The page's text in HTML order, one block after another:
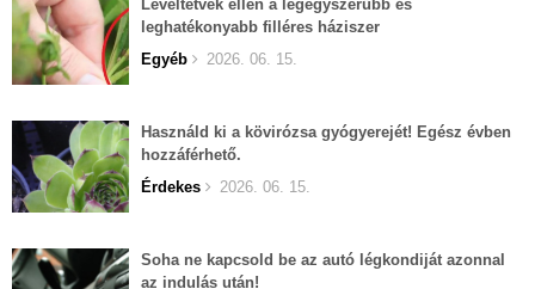
Levéltetvek ellen a legegyszerűbb és
leghatékonyabb filléres háziszer
Egyéb
2026. 06. 15.
Használd ki a kövirózsa gyógyerejét! Egész évben
hozzáférhető.
Érdekes
2026. 06. 15.
Soha ne kapcsold be az autó légkondiját azonnal
az indulás után!